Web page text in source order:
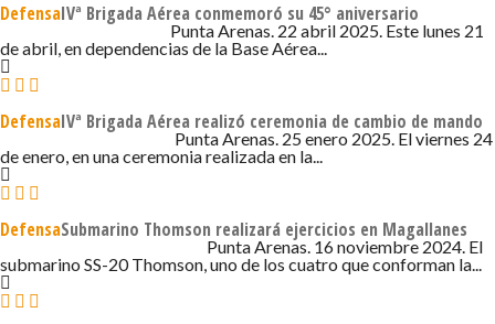
DefensaIVª Brigada Aérea conmemoró su 45° aniversario
22 DE ABRIL DE 2025 - 6:25
Punta Arenas. 22 abril 2025. Este lunes 21
de abril, en dependencias de la Base Aérea...
DefensaIVª Brigada Aérea realizó ceremonia de cambio de mando
25 DE ENERO DE 2025 - 1:14
Punta Arenas. 25 enero 2025. El viernes 24
de enero, en una ceremonia realizada en la...
DefensaSubmarino Thomson realizará ejercicios en Magallanes
Punta Arenas. 16 noviembre 2024. El
submarino SS-20 Thomson, uno de los cuatro que conforman la...